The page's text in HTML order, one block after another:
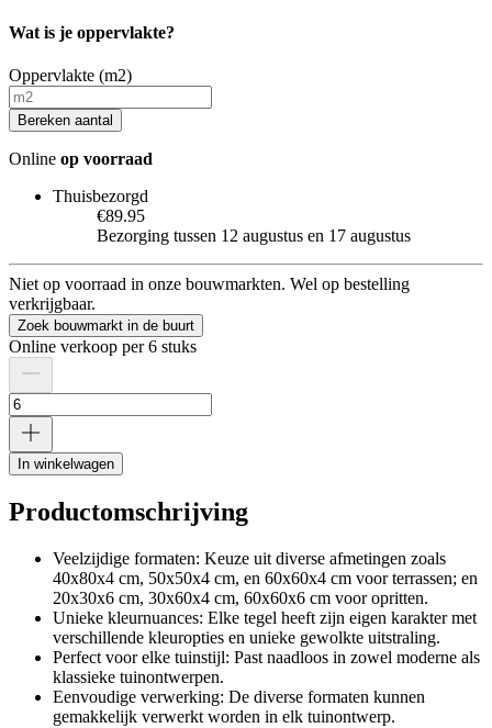
Wat is je oppervlakte?
Oppervlakte (m2)
Bereken aantal
Online op voorraad
Thuisbezorgd
€89.95
Bezorging tussen 12 augustus en 17 augustus
Niet op voorraad in onze bouwmarkten. Wel op bestelling
verkrijgbaar.
Zoek bouwmarkt in de buurt
Online verkoop per 6 stuks
In winkelwagen
Productomschrijving
Veelzijdige formaten: Keuze uit diverse afmetingen zoals
40x80x4 cm, 50x50x4 cm, en 60x60x4 cm voor terrassen; en
20x30x6 cm, 30x60x4 cm, 60x60x6 cm voor opritten.
Unieke kleurnuances: Elke tegel heeft zijn eigen karakter met
verschillende kleuropties en unieke gewolkte uitstraling.
Perfect voor elke tuinstijl: Past naadloos in zowel moderne als
klassieke tuinontwerpen.
Eenvoudige verwerking: De diverse formaten kunnen
gemakkelijk verwerkt worden in elk tuinontwerp.